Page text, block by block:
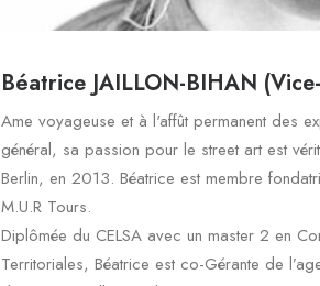
Béatrice JAILLON-BIHAN
Ame voyageuse et à l'affût permanent des
général, sa passion pour le street art est
Berlin, en 2013. Béatrice est membre
M.U.R Tours.
Diplômée du CELSA avec un master 2 en
Territoriales, Béatrice est co-Gérante de